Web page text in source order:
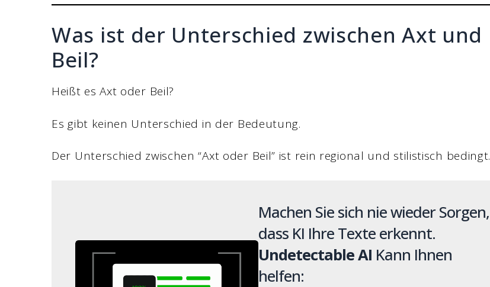
Was ist der Unterschied zwischen Axt und
Beil?
Heißt es Axt oder Beil?
Es gibt keinen Unterschied in der Bedeutung.
Der Unterschied zwischen “Axt oder Beil” ist rein regional und stilistisch bedingt.
Machen Sie sich nie wieder Sorgen,
dass KI Ihre Texte erkennt.
Undetectable AI Kann Ihnen
helfen: